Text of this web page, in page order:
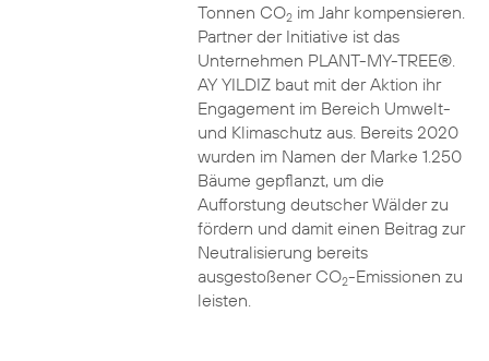
Tonnen CO2im Jahr kompensieren.
Partner der Initiative ist das
Unternehmen PLANT-MY-TREE®.
AY YILDIZ baut mit der Aktion ihr
Engagement im Bereich Umwelt-
und Klimaschutz aus. Bereits 2020
wurden im Namen der Marke 1.250
Bäume gepflanzt, um die
Aufforstung deutscher Wälder zu
fördern und damit einen Beitrag zur
Neutralisierung bereits
ausgestoßener CO2-Emissionen zu
leisten.